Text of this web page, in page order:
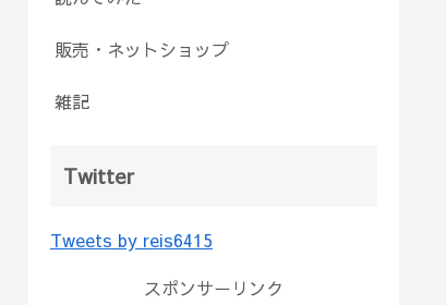
販売・ネットショップ
雑記
Twitter
Tweets by reis6415
スポンサーリンク